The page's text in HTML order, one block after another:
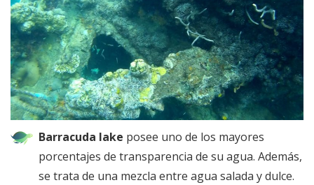
Barracuda lake posee uno de los mayores
porcentajes de transparencia de su agua. Además,
se trata de una mezcla entre agua salada y dulce.